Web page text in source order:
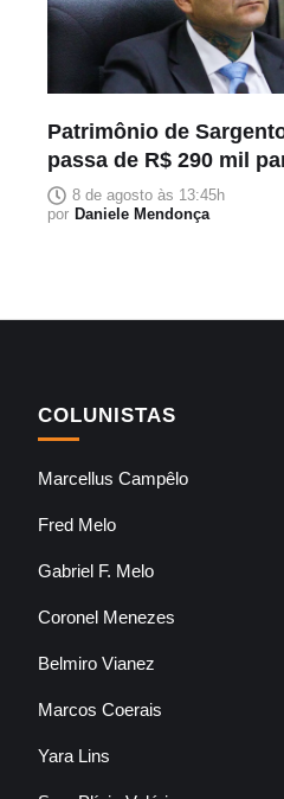
Patrimônio de
passa de R$ 290 mil
milhões em cinco
8 de agosto às 13:45h
por Daniele Mendonça
COLUNISTAS
Marcellus Campêlo
Fred Melo
Gabriel F. Melo
Coronel Menezes
Belmiro Vianez
Marcos Coerais
Yara Lins